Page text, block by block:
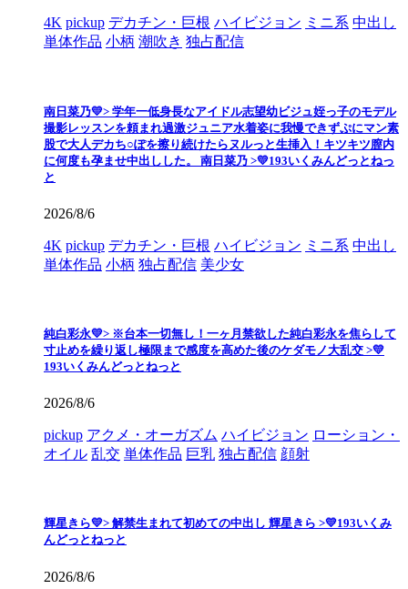
4K pickup デカチン・巨根 ハイビジョン ミニ系 中出し
単体作品 小柄 潮吹き 独占配信
南日菜乃💛> 学年一低身長なアイドル志望幼ビジュ姪っ子のモデル
撮影レッスンを頼まれ過激ジュニア水着姿に我慢できずぷにマン素
股で大人デカち○ぽを擦り続けたらヌルっと生挿入！キツキツ膣内
に何度も孕ませ中出しした。 南日菜乃 >💛193いくみんどっとねっ
と
2026/8/6
4K pickup デカチン・巨根 ハイビジョン ミニ系 中出し
単体作品 小柄 独占配信 美少女
純白彩永💛> ※台本一切無し！一ヶ月禁欲した純白彩永を焦らして
寸止めを繰り返し極限まで感度を高めた後のケダモノ大乱交 >💛
193いくみんどっとねっと
2026/8/6
pickup アクメ・オーガズム ハイビジョン ローション・
オイル 乱交 単体作品 巨乳 独占配信 顔射
輝星きら💛> 解禁生まれて初めての中出し 輝星きら >💛193いくみ
んどっとねっと
2026/8/6